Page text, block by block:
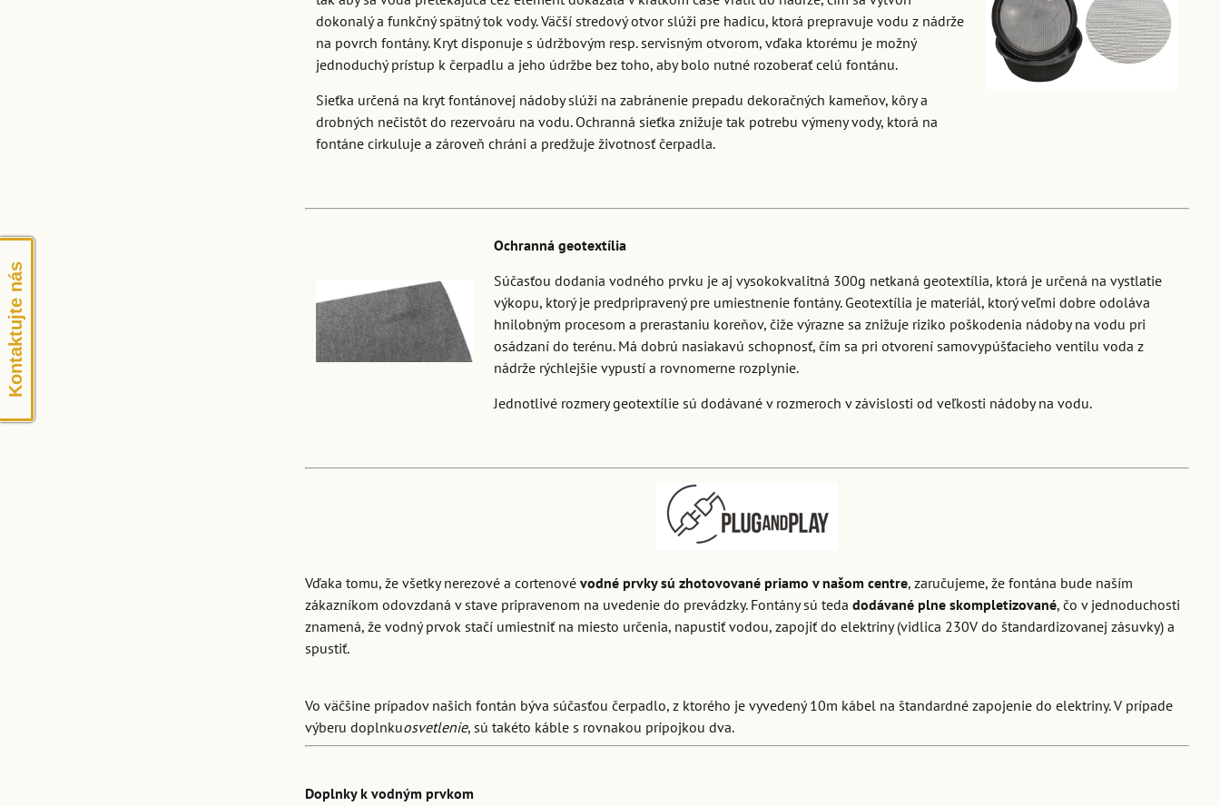
dokonalý a funkčný spätný tok vody. Väčší stredový otvor slúži pre hadicu, ktorá prepravuje vodu z nádrže
na povrch fontány. Kryt disponuje s údržbovým resp. servisným otvorom, vďaka ktorému je možný
jednoduchý prístup k čerpadlu a jeho údržbe bez toho, aby bolo nutné rozoberať celú fontánu.
Sieťka určená na kryt fontánovej nádoby slúži na zabránenie prepadu dekoračných kameňov, kôry a
drobných nečistôt do rezervoáru na vodu. Ochranná sieťka znižuje tak potrebu výmeny vody, ktorá na
fontáne cirkuluje a zároveň chráni a predžuje životnosť čerpadla.
Ochranná geotextília
Súčasťou dodania vodného prvku je aj vysokokvalitná 300g netkaná geotextília, ktorá je určená na vystlatie
výkopu, ktorý je predpripravený pre umiestnenie fontány. Geotextília je materiál, ktorý veľmi dobre odoláva
hnilobným procesom a prerastaniu koreňov, čiže výrazne sa znižuje riziko poškodenia nádoby na vodu pri
osádzaní do terénu. Má dobrú nasiakavú schopnosť, čím sa pri otvorení samovypúšťacieho ventilu voda z
nádrže rýchlejšie vypustí a rovnomerne rozplynie.
Jednotlivé rozmery geotextílie sú dodávané v rozmeroch v závislosti od veľkosti nádoby na vodu.
Vďaka tomu, že všetky nerezové a cortenovévodné prvky sú zhotovované priamo v našom centre, zaručujeme, že fontána bude naším
zákazníkom odovzdaná v stave pripravenom na uvedenie do prevádzky. Fontány sú tedadodávané plne skompletizované, čo v jednoduchosti
znamená, že vodný prvok stačí umiestniť na miesto určenia, napustiť vodou, zapojiť do elektriny (vidlica 230V do štandardizovanej zásuvky) a
spustiť.
Vo väčšine prípadov našich fontán býva súčasťou čerpadlo, z ktorého je vyvedený 10m kábel na štandardné zapojenie do elektriny. V prípade
výberu doplnkuosvetlenie, sú takéto káble s rovnakou prípojkou dva.
Doplnky k vodným prvkom
Kontaktujte nás